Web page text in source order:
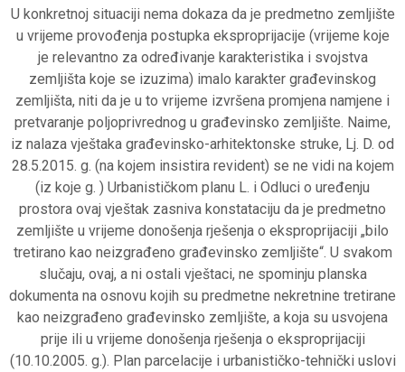
U konkretnoj situaciji nema dokaza da je predmetno zemljište
u vrijeme provođenja postupka eksproprijacije (vrijeme koje
je relevantno za određivanje karakteristika i svojstva
zemljišta koje se izuzima) imalo karakter građevinskog
zemljišta, niti da je u to vrijeme izvršena promjena namjene i
pretvaranje poljoprivrednog u građevinsko zemljište. Naime,
iz nalaza vještaka građevinsko-arhitektonske struke, Lj. D. od
28.5.2015. g. (na kojem insistira revident) se ne vidi na kojem
(iz koje g. ) Urbanističkom planu L. i Odluci o uređenju
prostora ovaj vještak zasniva konstataciju da je predmetno
zemljište u vrijeme donošenja rješenja o eksproprijaciji „bilo
tretirano kao neizgrađeno građevinsko zemljište“. U svakom
slučaju, ovaj, a ni ostali vještaci, ne spominju planska
dokumenta na osnovu kojih su predmetne nekretnine tretirane
kao neizgrađeno građevinsko zemljište, a koja su usvojena
prije ili u vrijeme donošenja rješenja o eksproprijaciji
(10.10.2005. g.). Plan parcelacije i urbanističko-tehnički uslovi